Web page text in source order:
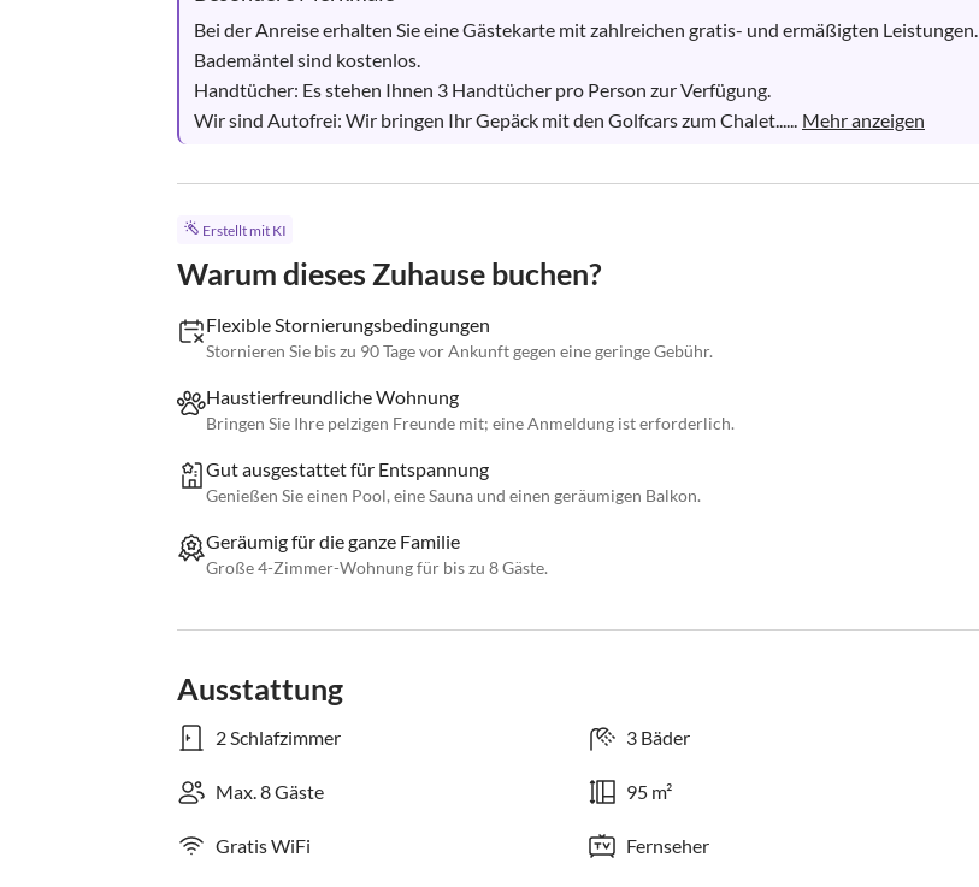
Bei der Anreise erhalten Sie eine Gästekarte mit zahlreichen gratis- und ermäßigten Leistungen.
Bademäntel sind kostenlos.
Handtücher: Es stehen Ihnen 3 Handtücher pro Person zur Verfügung.
Wir sind Autofrei: Wir bringen Ihr Gepäck mit den Golfcars zum Chalet...... Mehr anzeigen
Erstellt mit KI
Warum dieses Zuhause buchen?
Flexible Stornierungsbedingungen
Stornieren Sie bis zu 90 Tage vor Ankunft gegen eine geringe Gebühr.
Haustierfreundliche Wohnung
Bringen Sie Ihre pelzigen Freunde mit; eine Anmeldung ist erforderlich.
Gut ausgestattet für Entspannung
Genießen Sie einen Pool, eine Sauna und einen geräumigen Balkon.
Geräumig für die ganze Familie
Große 4-Zimmer-Wohnung für bis zu 8 Gäste.
Ausstattung
2 Schlafzimmer 3 Bäder
Max. 8 Gäste 95 m²
Gratis WiFi Fernseher